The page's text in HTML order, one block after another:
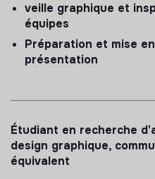
veille graphique et
équipes
Préparation et mise
présentation
Étudiant en recherche
design graphique,
équivalent